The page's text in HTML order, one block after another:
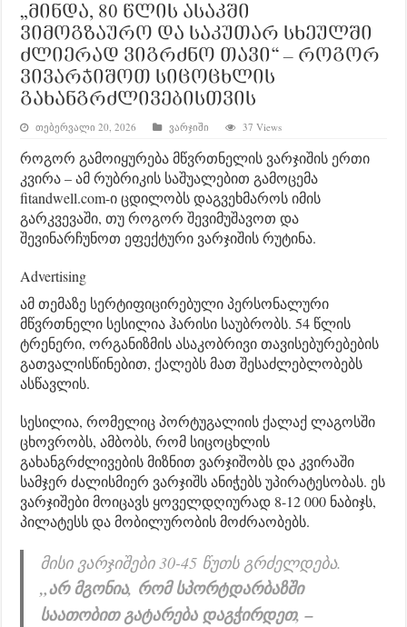
„მინდა, 80 წლის ასაკში
ვიმოგზაურო და საკუთარ სხეულში
ძლიერად ვიგრძნო თავი“ – როგორ
ვივარჯიშოთ სიცოცხლის
გახანგრძლივებისთვის
თებერვალი 20, 2026 ვარჯიში 37 Views
როგორ გამოიყურება მწვრთნელის ვარჯიშის ერთი
კვირა – ამ რუბრიკის საშუალებით გამოცემა
fitandwell.com-ი ცდილობს დაგვეხმაროს იმის
გარკვევაში, თუ როგორ შევიმუშავოთ და
შევინარჩუნოთ ეფექტური ვარჯიშის რუტინა.
Advertising
ამ თემაზე სერტიფიცირებული პერსონალური
მწვრთნელი სესილია ჰარისი საუბრობს. 54 წლის
ტრენერი, ორგანიზმის ასაკობრივი თავისებურებების
გათვალისწინებით, ქალებს მათ შესაძლებლობებს
ასწავლის.
სესილია, რომელიც პორტუგალიის ქალაქ ლაგოსში
ცხოვრობს, ამბობს, რომ სიცოცხლის
გახანგრძლივების მიზნით ვარჯიშობს და კვირაში
სამჯერ ძალისმიერ ვარჯიშს ანიჭებს უპირატესობას. ეს
ვარჯიშები მოიცავს ყოველდღიურად 8-12 000 ნაბიჯს,
პილატესს და მობილურობის მოძრაობებს.
მისი ვარჯიშები 30-45 წუთს გრძელდება.
„არ მგონია, რომ სპორტდარბაზში
საათობით გატარება დაგჭირდეთ, –